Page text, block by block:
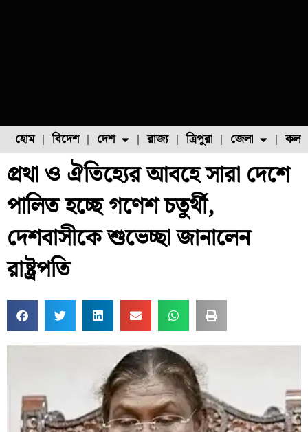
হোম বিদেশ দেশ
ফুল চাষ ফল চাষ মাছ চাষ পোল্ট্রি চাষ
রাজ্য ত্রিপুরা জেলা
উত্তর ২৪ পরগনা
প্রথা ও ঐতিহ্যের আবহে সারা দেশে
পালিত হচ্ছে গণেশ চতুর্থী,
দেশবাসীকে শুভেচ্ছা জানালেন
রাষ্ট্রপতি